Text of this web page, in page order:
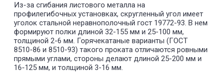
Из-за сгибания листового металла на
профилегибочных установках, скругленный угол имеет
уголок стальной неравнополочный гост 19772-93. В нем
формируют полки длиной 32-155 мм и 25-100 мм,
толщиной 2-6 мм. Горячекатаные варианты (ГОСТ
8510-86 и 8510-93) такого проката отличаются ровными
прямыми углами, стороны делают длиной 25-200 мм и
16-125 мм, и толщиной 3-16 мм.